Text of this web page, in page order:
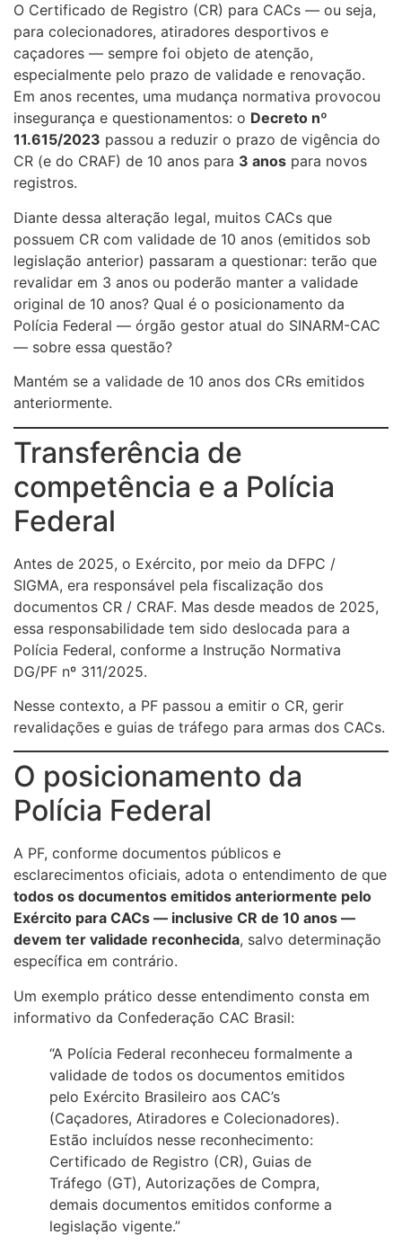
O Certificado de Registro (CR) para CACs — ou seja,
para colecionadores, atiradores desportivos e
caçadores — sempre foi objeto de atenção,
especialmente pelo prazo de validade e renovação.
Em anos recentes, uma mudança normativa provocou
insegurança e questionamentos: o Decreto nº
11.615/2023 passou a reduzir o prazo de vigência do
CR (e do CRAF) de 10 anos para 3 anos para novos
registros.
Diante dessa alteração legal, muitos CACs que
possuem CR com validade de 10 anos (emitidos sob
legislação anterior) passaram a questionar: terão que
revalidar em 3 anos ou poderão manter a validade
original de 10 anos? Qual é o posicionamento da
Polícia Federal — órgão gestor atual do SINARM-CAC
— sobre essa questão?
Mantém se a validade de 10 anos dos CRs emitidos
anteriormente.
Transferência de
competência e a Polícia
Federal
Antes de 2025, o Exército, por meio da DFPC /
SIGMA, era responsável pela fiscalização dos
documentos CR / CRAF. Mas desde meados de 2025,
essa responsabilidade tem sido deslocada para a
Polícia Federal, conforme a Instrução Normativa
DG/PF nº 311/2025.
Nesse contexto, a PF passou a emitir o CR, gerir
revalidações e guias de tráfego para armas dos CACs.
O posicionamento da
Polícia Federal
A PF, conforme documentos públicos e
esclarecimentos oficiais, adota o entendimento de que
todos os documentos emitidos anteriormente pelo
Exército para CACs — inclusive CR de 10 anos —
devem ter validade reconhecida, salvo determinação
específica em contrário.
Um exemplo prático desse entendimento consta em
informativo da Confederação CAC Brasil:
“A Polícia Federal reconheceu formalmente a
validade de todos os documentos emitidos
pelo Exército Brasileiro aos CAC’s
(Caçadores, Atiradores e Colecionadores).
Estão incluídos nesse reconhecimento:
Certificado de Registro (CR), Guias de
Tráfego (GT), Autorizações de Compra,
demais documentos emitidos conforme a
legislação vigente.”